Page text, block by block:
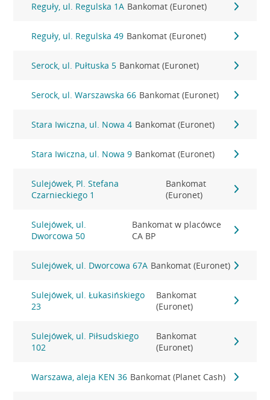
Reguły, ul. Regulska 1A Bankomat (Euronet)
Reguły, ul. Regulska 49 Bankomat (Euronet)
Serock, ul. Pułtuska 5 Bankomat (Euronet)
Serock, ul. Warszawska 66 Bankomat (Euronet)
Stara Iwiczna, ul. Nowa 4 Bankomat (Euronet)
Stara Iwiczna, ul. Nowa 9 Bankomat (Euronet)
Sulejówek, Pl. Stefana
Czarnieckiego 1
Bankomat
(Euronet)
Sulejówek, ul.
Dworcowa 50
Bankomat w placówce
CA BP
Sulejówek, ul. Dworcowa 67A Bankomat (Euronet)
Sulejówek, ul. Łukasińskiego
23
Bankomat
(Euronet)
Sulejówek, ul. Piłsudskiego
102
Bankomat
(Euronet)
Warszawa, aleja KEN 36 Bankomat (Planet Cash)